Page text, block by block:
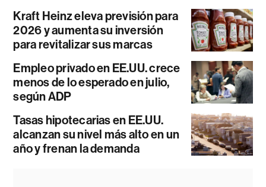
Kraft Heinz eleva previsión para
2026 y aumenta su inversión
para revitalizar sus marcas
Empleo privado en EE.UU. crece
menos de lo esperado en julio,
según ADP
Tasas hipotecarias en EE.UU.
alcanzan su nivel más alto en un
año y frenan la demanda